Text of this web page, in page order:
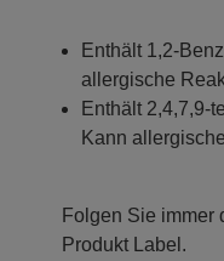
Enthält 1,2-
allergische
Enthält 2,4,7,9-
Kann
Folgen Sie immer
Produkt Label.